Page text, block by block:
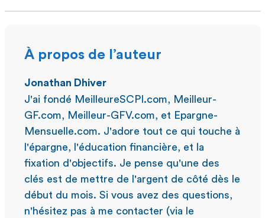
À propos de l’auteur
Jonathan Dhiver
J'ai fondé MeilleureSCPI.com, Meilleur-
GF.com, Meilleur-GFV.com, et Epargne-
Mensuelle.com. J'adore tout ce qui touche à
l'épargne, l'éducation financière, et la
fixation d'objectifs. Je pense qu'une des
clés est de mettre de l'argent de côté dès le
début du mois. Si vous avez des questions,
n'hésitez pas à me contacter (via le